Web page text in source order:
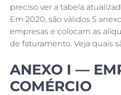
preciso ver a tabela
Em 2020, são válidos 5
empresas e colocam as
de faturamento. Veja quais
ANEXO I —
COMÉRCIO